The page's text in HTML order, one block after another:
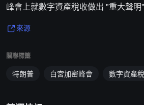
峰會上就數字資產稅收做出 "重大聲明
來源
關聯標籤
特朗普 白宮加密峰會 數字資產